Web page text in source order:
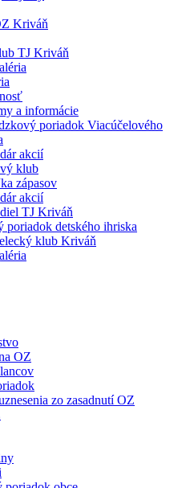
Kriváň
TJ Kriváň
a informácie
poriadok Viacúčelového
akcií
klub
zápasov
akcií
TJ Kriváň
poriadok detského ihriska
klub Kriváň
OZ
zo zasadnutí OZ